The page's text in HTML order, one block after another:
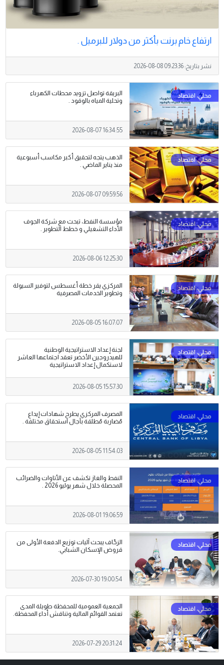
ارتفاع خام برنت بأكثر من ​دولار للبرميل .
نشر بتاريخ:2026-08-08 09:23:36
البريقة تواصل تزويد محطات الكهرباء
وتحلية المياه بالوقود .
2026-08-07 16:34:55
الذهب يتجه لتحقيق أكبر مكاسب أسبوعية
منذ يناير الماضي .
2026-08-07 09:59:56
مؤسسة النفط، تبحث مع شركة الجوف
الأداء التشغيلي و خطط التطوير .
2026-08-06 12:25:30
المركزي يقر خطة أغسطس لتوفير السيولة
وتطوير الخدمات المصرفية
2026-08-05 16:07:07
لجنة إعداد الاستراتيجية الوطنية
للهيدروجين الأخضر تعقد اجتماعها العاشر
لاستكمال إعداد الاستراتيجية
2026-08-05 15:57:30
المصرف المركزي يطرح شهادات إيداع
مُضاربة مُطلقة بآجال استحقاق مختلفة .
2026-08-05 11:54:03
النفط والغاز تكشف عن الأتاوات والضرائب
المحصلة خلال شهر يوليو 2026 .
2026-08-01 19:06:59
الزحّاف يبحث آليات توزيع الدفعة الأولى من
قروض الإسكان الشبابي.
2026-07-30 19:00:54
الجمعية العمومية للمحفظة طويلة المدى
تعتمد القوائم المالية وتناقش أداء المحفظة.
2026-07-29 20:31:24